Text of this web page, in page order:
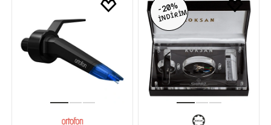
-20%
İNDİRİM